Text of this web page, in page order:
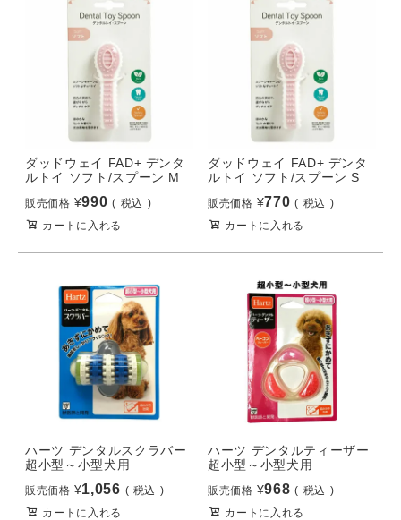
ダッドウェイ FAD+ デンタ
ルトイ ソフト/スプーン M
販売価格 ¥990
税込
カートに入れる
ダッドウェイ FAD+ デンタ
ルトイ ソフト/スプーン S
販売価格 ¥770
税込
カートに入れる
ハーツ デンタルスクラバー
超小型～小型犬用
販売価格 ¥1,056
税込
カートに入れる
ハーツ デンタルティーザー
超小型～小型犬用
販売価格 ¥968
税込
カートに入れる